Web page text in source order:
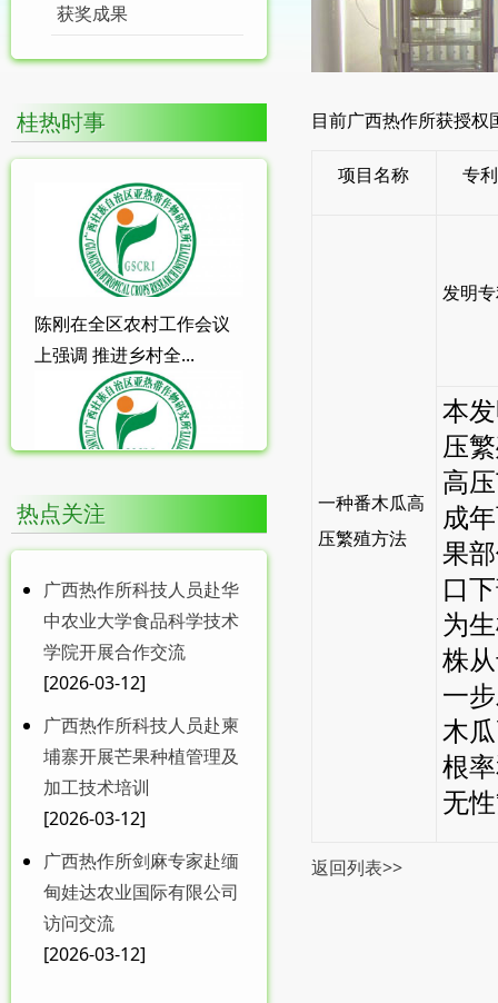
获奖成果
桂热时事
陈刚在全区农村工作会议
上强调 推进乡村全...
中共中央 国务院关于锚定
农业农村现代化 ...
MDPI 特刊征稿|广西热作
所在food...
广西热作所举办习近平党
建思想专题培训暨意...
热点关注
广西热作所科技人员赴华
中农业大学食品科学技术
学院开展合作交流
[2026-03-12]
广西热作所科技人员赴柬
埔寨开展芒果种植管理及
加工技术培训
[2026-03-12]
广西热作所剑麻专家赴缅
甸娃达农业国际有限公司
访问交流
[2026-03-12]
目前广西热作所获授
项目名称 专
一种番木瓜高
压繁殖方法
发明
本
压
高
成
果
口
为
株
一
木
根
无
返回列表>>